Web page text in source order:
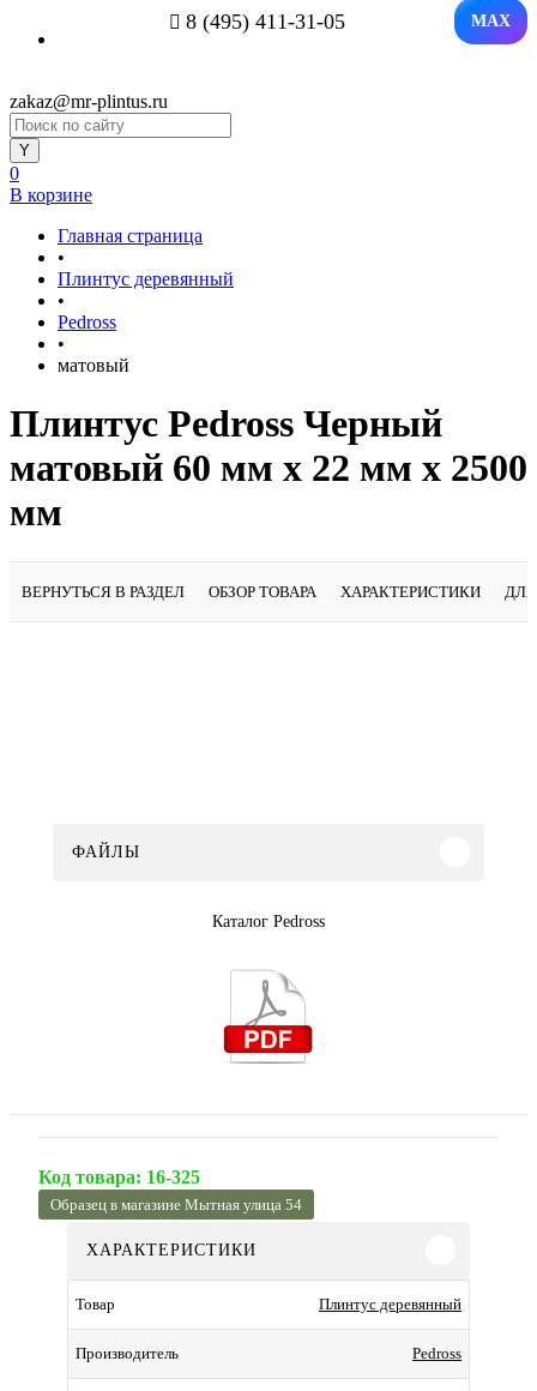
8 (495) 411-31-05 MAX
zakaz@mr-plintus.ru
0
В корзине
Главная страница
•
Плинтус деревянный
•
Pedross
•
матовый
Плинтус Pedross Черный
матовый 60 мм х 22 мм х 2500
мм
ВЕРНУТЬСЯ В РАЗДЕЛ ОБЗОР ТОВАРА ХАРАКТЕРИСТИКИ
ФАЙЛЫ
Каталог Pedross
Код товара: 16-325
Образец в магазине Мытная улица 54
ХАРАКТЕРИСТИКИ
Товар Плинтус деревянный
Производитель Pedross